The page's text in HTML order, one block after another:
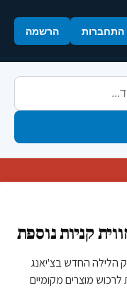
התחברות הרשמה
קניות נוספת
שוק הלילה החדש בצ'יאנג
לרכוש מוצרים מקומיים